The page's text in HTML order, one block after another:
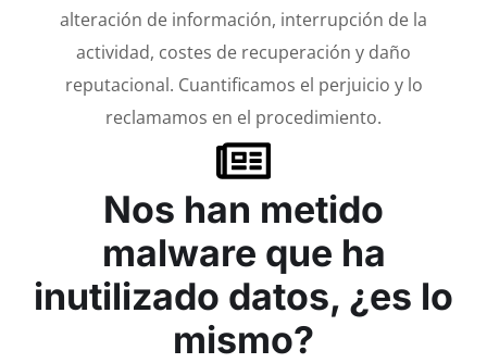
alteración de información, interrupción de la
actividad, costes de recuperación y daño
reputacional. Cuantificamos el perjuicio y lo
reclamamos en el procedimiento.
Nos han metido
malware que ha
inutilizado datos, ¿es lo
mismo?